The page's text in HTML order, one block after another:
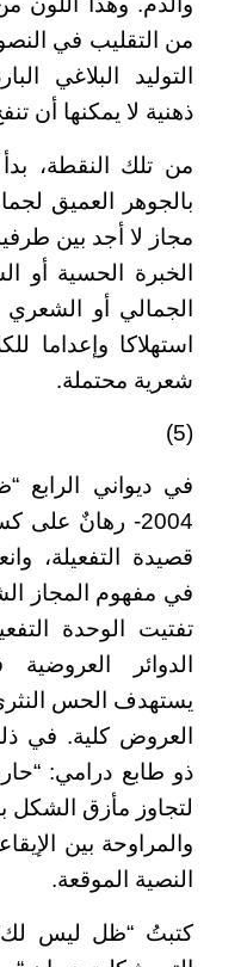
من التقليب في
التوليد البلاغي
ذهنية لا يمكنها أن
من تلك النقطة،
بالجوهر العميق
مجاز لا أجد بين
الخبرة الحسية أو
الجمالي أو
استهلاكا وإعداما
شعرية محتملة.
(5)
في ديواني
2004- رهانٌ على
قصيدة التفعيلة،
في مفهوم المجاز
تفتيت الوحدة
الدوائر
يستهدف الحس
العروض كلية. في
ذو طابع درامي:
لتجاوز مأزق الشكل
والمراوحة بين
النصية الموقعة.
كتبتُ “ظل ليس لك”